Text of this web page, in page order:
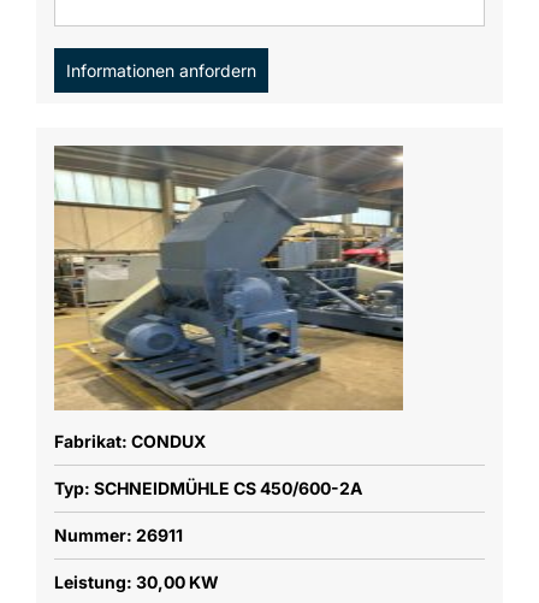
Informationen anfordern
Fabrikat: CONDUX
Typ: SCHNEIDMÜHLE CS 450/600-2A
Nummer: 26911
Leistung: 30,00 KW